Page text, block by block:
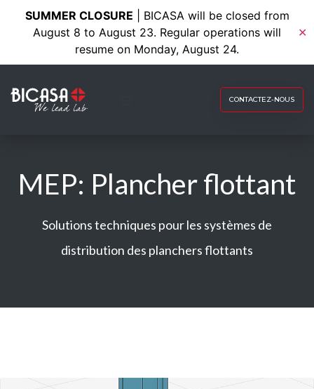
SUMMER CLOSURE | BICASA will be closed from
August 8 to August 23. Regular operations will
resume on Monday, August 24.
✕
CONTACTEZ-NOUS
MEP: Plancher flottant
Solutions techniques pour les systèmes de
distribution des planchers flottants